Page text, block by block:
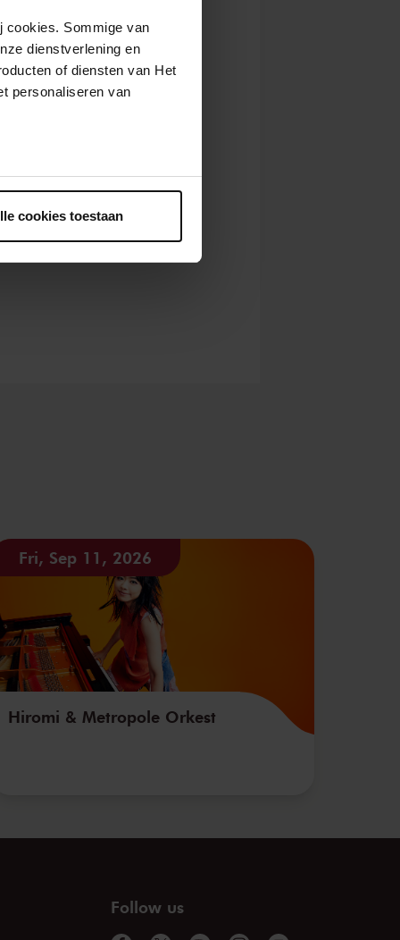
cookies. Sommige van
dienstverlening en
of diensten van Het
personaliseren van
cookies toestaan
Fri, Sep 11, 2026
Hiromi & Metropole Orkest
Follow us